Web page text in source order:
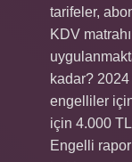
tarifeler,
KDV
kadar?
engelliler
için 4.000
Engelli